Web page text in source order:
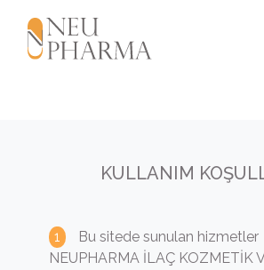
KULLANIM
Bu sitede sunulan hizmetler
NEUPHARMA İLAÇ KOZMETİK